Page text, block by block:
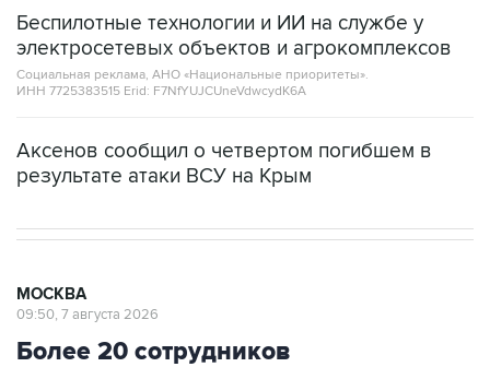
Социальная реклама, АНО «Национальные приоритеты».
ИНН 7725383515 Erid: F7NfYUJCUneVdwcydK6A
Аксенов сообщил о четвертом погибшем в
Более 20 сотрудников
незарегистрированных